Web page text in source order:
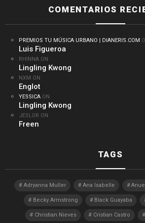
COMENTARIOS
PREMIOS TU MÚSICA URBANO | DIANERIS.COM
Luis Figueroa
RHINNA ON
Lingling Kwong
NXM ON
Englot
YESSICA ON
Lingling Kwong
JESLOR ON
Freen
TAGS
Adryanna Muller Ana Isabelle
Becky Armstrong Black Guayaba
Christian Nieves Cristian Castro